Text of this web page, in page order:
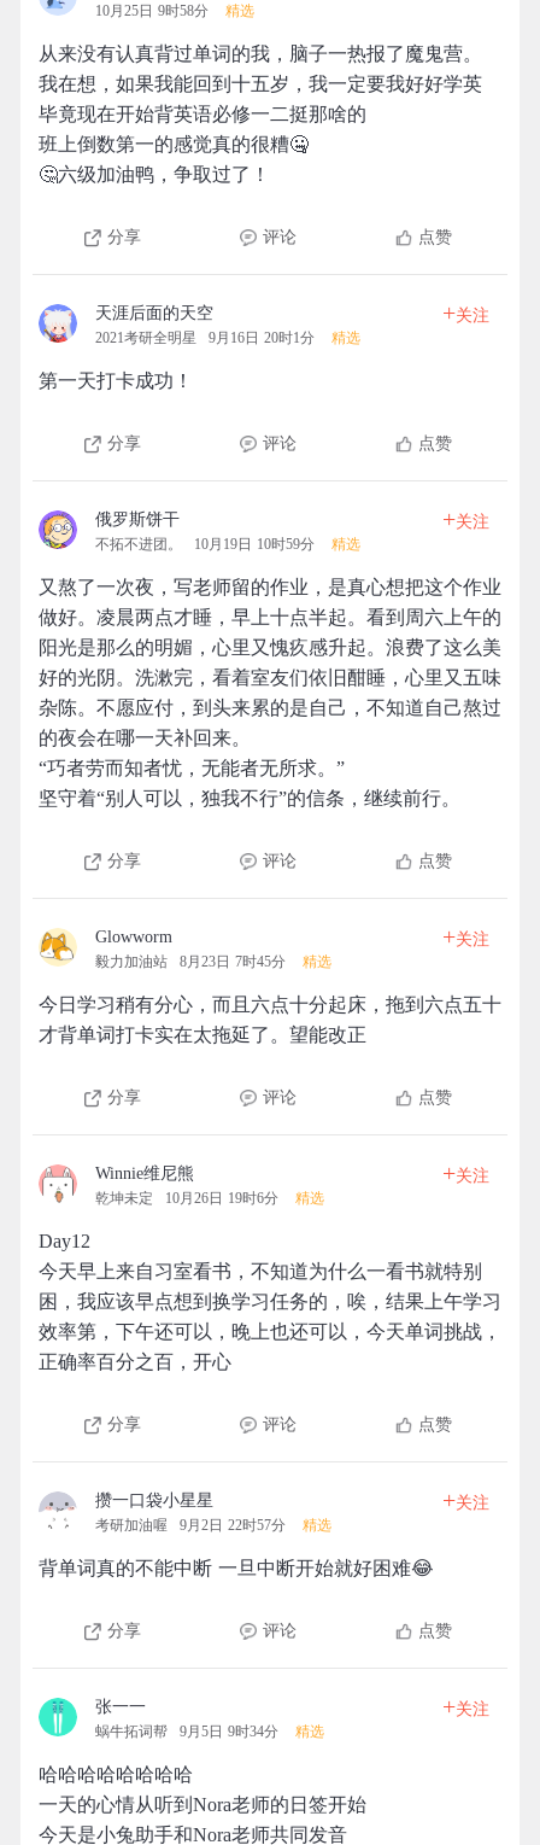
10月25日 9时58分 精选
从来没有认真背过单词的我，脑子一热报了魔鬼营。
我在想，如果我能回到十五岁，我一定要我好好学英
毕竟现在开始背英语必修一二挺那啥的
班上倒数第一的感觉真的很糟🤐
🤔六级加油鸭，争取过了！
分享 评论 点赞
天涯后面的天空
2021考研全明星 9月16日 20时1分 精选
+关注
第一天打卡成功！
分享 评论 点赞
俄罗斯饼干
不拓不进团。 10月19日 10时59分 精选
+关注
又熬了一次夜，写老师留的作业，是真心想把这个作业
做好。凌晨两点才睡，早上十点半起。看到周六上午的
阳光是那么的明媚，心里又愧疚感升起。浪费了这么美
好的光阴。洗漱完，看着室友们依旧酣睡，心里又五味
杂陈。不愿应付，到头来累的是自己，不知道自己熬过
的夜会在哪一天补回来。
“巧者劳而知者忧，无能者无所求。”
坚守着“别人可以，独我不行”的信条，继续前行。
分享 评论 点赞
Glowworm
毅力加油站 8月23日 7时45分 精选
+关注
今日学习稍有分心，而且六点十分起床，拖到六点五十
才背单词打卡实在太拖延了。望能改正
分享 评论 点赞
Winnie维尼熊
乾坤未定 10月26日 19时6分 精选
+关注
Day12
今天早上来自习室看书，不知道为什么一看书就特别
困，我应该早点想到换学习任务的，唉，结果上午学习
效率第，下午还可以，晚上也还可以，今天单词挑战，
正确率百分之百，开心
分享 评论 点赞
攒一口袋小星星
考研加油喔 9月2日 22时57分 精选
+关注
背单词真的不能中断 一旦中断开始就好困难😂
分享 评论 点赞
张一一
蜗牛拓词帮 9月5日 9时34分 精选
+关注
哈哈哈哈哈哈哈哈
一天的心情从听到Nora老师的日签开始
今天是小兔助手和Nora老师共同发音